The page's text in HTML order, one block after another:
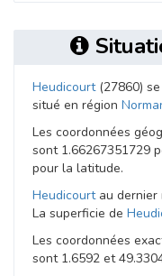
Heudicourt(27860)
situé en région
Les coordonnées
sont 1.66267351729
pour la latitude.
Heudicourtau dernier
La superficie de
Les coordonnées
sont 1.6592 et